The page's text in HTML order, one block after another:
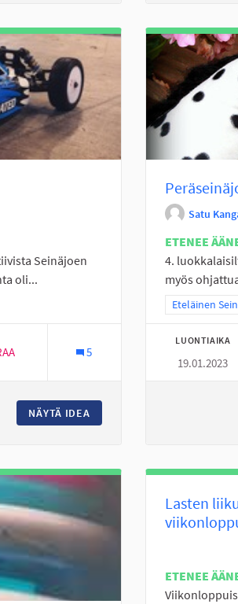
Seinäjoen
oli...
5
NÄYTÄ IDEA
Satu
ETENEE
4.
myös
Rajaa
Eteläinen
LUONTIAIKA
19.01.2023
Lasten
ETENEE